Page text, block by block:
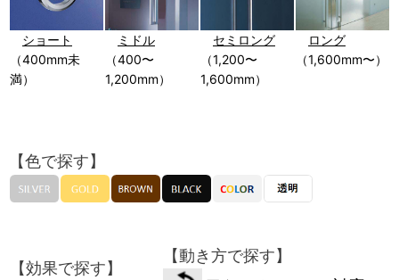
ショート
（400mm未
満）
ミドル
（400〜
1,200mm）
セミロング
（1,200〜
1,600mm）
ロング
（1,600mm〜）
【色で探す】
【効果で探す】
【動き方で探す】